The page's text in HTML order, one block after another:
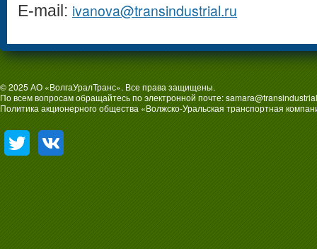
E-mail: ivanova@transindustrial.ru
© 2025 АО «ВолгаУралТранс». Все права защищены.
По всем вопросам обращайтесь по электронной почте:
Политика акционерного общества «Волжско-Уральская транспортная